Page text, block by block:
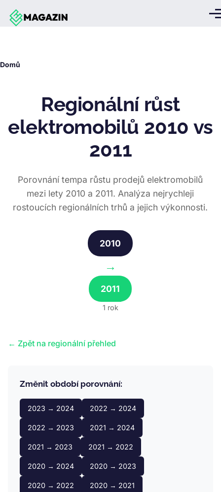
Přejít k hlavnímu obsahu
Domů
Regionální růst
elektromobilů 2010 vs
2011
Porovnání tempa růstu prodejů elektromobilů
mezi lety 2010 a 2011. Analýza nejrychleji
rostoucích regionálních trhů a jejich výkonnosti.
2010
→
2011
1 rok
← Zpět na regionální přehled
Změnit období porovnání:
2023 → 2024 2022 → 2024
2022 → 2023 2021 → 2024
2021 → 2023 2021 → 2022
2020 → 2024 2020 → 2023
2020 → 2022 2020 → 2021